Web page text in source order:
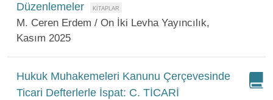
Düzenlemeler
M. Ceren Erdem / On İki Levha Yayıncılık,
Kasım 2025
Hukuk Muhakemeleri Kanunu Çerçevesinde
Ticari Defterlerle İspat: C. TİCARİ